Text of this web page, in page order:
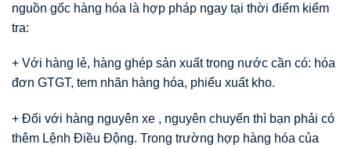
nguồn gốc hàng hóa là hợp pháp ngay tại thời điểm kiểm
tra:
+ Với hàng lẻ, hàng ghép sản xuất trong nước cần có: hóa
đơn GTGT, tem nhãn hàng hóa, phiếu xuất kho.
+ Đối với hàng nguyên xe , nguyên chuyến thì bạn phải có
thêm Lệnh Điều Động. Trong trường hợp hàng hóa của